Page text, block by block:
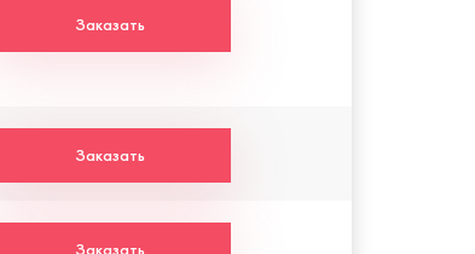
Заказать
Заказать
Заказать